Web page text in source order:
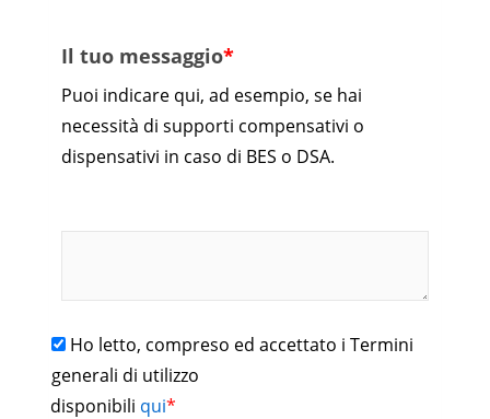
Il tuo messaggio*
Puoi indicare qui, ad esempio, se hai
necessità di supporti compensativi o
dispensativi in caso di BES o DSA.
Ho letto, compreso ed accettato i Termini
generali di utilizzo
disponibili qui*